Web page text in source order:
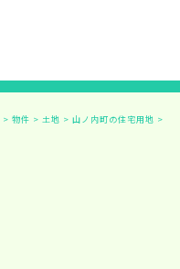
> 物件 > 土地 > 山ノ内町の住宅用地 >